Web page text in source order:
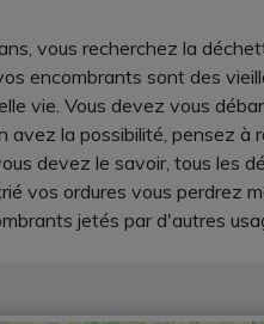
vous recherchez la
encombrants sont des
vie. Vous devez vous
avez la possibilité, pensez
devez le savoir, tous les
vos ordures vous perdrez
jetés par d'autres